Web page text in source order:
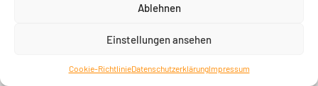
Ablehnen
Einstellungen ansehen
Cookie-RichtlinieDatenschutzerklärungImpressum
Zwecke des Newsletterbezugs eingeben (z. B. E-Mail-Adresse),
gespeichert. Wir haben die Erfolgsmessung bei Mailchimp